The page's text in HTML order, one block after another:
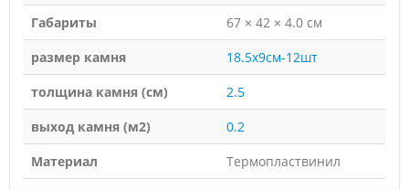
Габариты
67 × 42 × 4.0 см
размер камня
18.5х9см-12шт
толщина камня (см)
2.5
выход камня (м2)
0.2
Материал
Термопластвинил